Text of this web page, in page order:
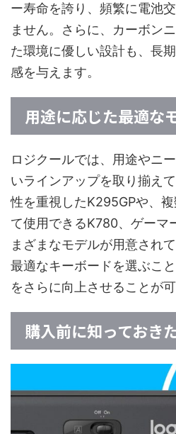
ー寿命を誇り、頻繁に電池
ません。さらに、カーボン
た環境に優しい設計も、長
感を与えます。
用途に応じた最適な
ロジクールでは、用途やニ
いラインアップを取り揃え
性を重視したK295GPや、
て使用できるK780、ゲーマ
まざまなモデルが用意され
最適なキーボードを選ぶこ
をさらに向上させることが可
購入前に知っておき